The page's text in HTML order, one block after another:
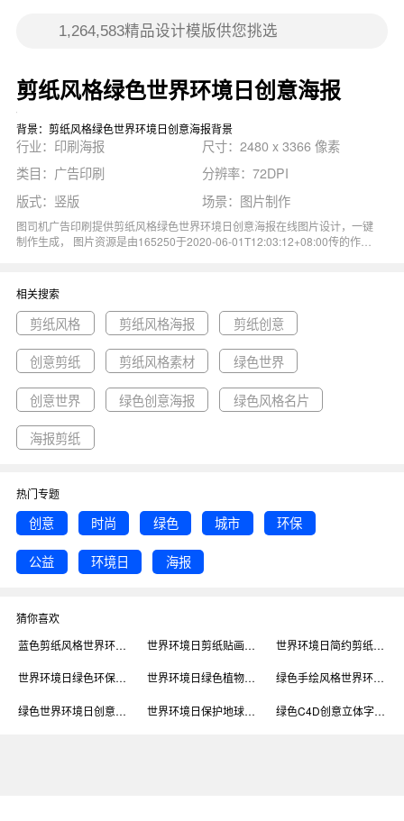
剪纸风格绿色世界环境日创意海报
背景：剪纸风格绿色世界环境日创意海报背景
行业：印刷海报
尺寸：2480 x 3366 像素
类目：广告印刷
分辨率：72DPI
版式：竖版
场景：图片制作
图司机广告印刷提供剪纸风格绿色世界环境日创意海报在线图片设计，一键
制作生成， 图片资源是由165250于2020-06-01T12:03:12+08:00传的作
城市主题。 主要用于印刷海报行业，为您推荐与剪纸风格绿色世界环境日
创意海报相关的专题剪纸风格, 剪纸风格海报, 剪纸创意等优质图片模板资
源。
相关搜索
剪纸风格 剪纸风格海报 剪纸创意
创意剪纸 剪纸风格素材 绿色世界
创意世界 绿色创意海报 绿色风格名片
海报剪纸
热门专题
创意 时尚 绿色 城市 环保
公益 环境日 海报
猜你喜欢
蓝色剪纸风格世界环境日海报
世界环境日剪纸贴画风格海报 世界环境日简约剪纸风格手机海报
世界环境日绿色环保绿色剪纸风公众号首图 世界环境日绿色植物灰色调简约风格海报 绿色手绘风格世界环境日海报
绿色世界环境日创意公益印刷海报 世界环境日保护地球绿色创意手机海报 绿色C4D创意立体字世界环境日海报